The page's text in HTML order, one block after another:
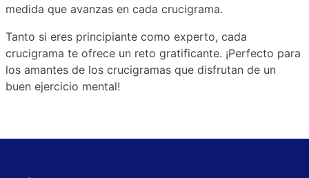
medida que avanzas en cada crucigrama.
Tanto si eres principiante como experto, cada
crucigrama te ofrece un reto gratificante. ¡Perfecto para
los amantes de los crucigramas que disfrutan de un
buen ejercicio mental!